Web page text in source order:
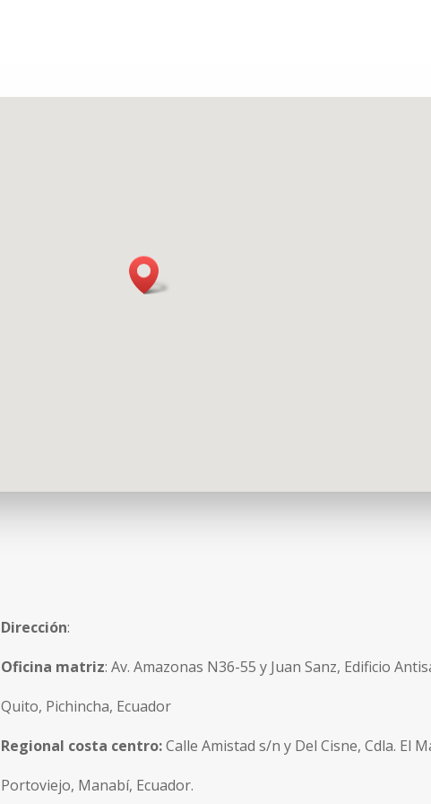
Dirección:
Oficina matriz: Av. Amazonas N36-55 y Juan Sanz, Edificio
Quito, Pichincha, Ecuador
Regional costa centro:Calle Amistad s/n y Del Cisne, Cdla. El
Portoviejo, Manabí, Ecuador.